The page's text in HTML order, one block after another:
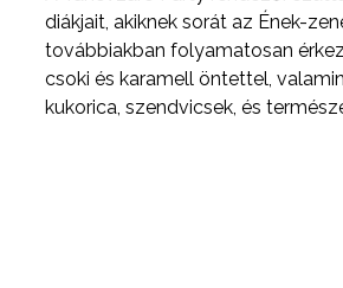
diákjait, akiknek sorát az Ének-
továbbiakban folyamatosan
csoki és karamell öntettel,
kukorica, szendvicsek, és